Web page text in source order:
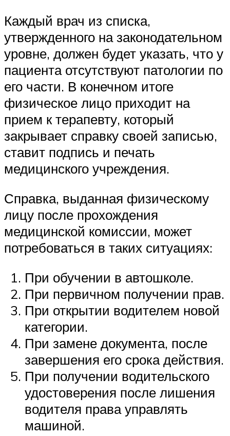
Каждый врач из списка,
утвержденного на законодательном
уровне, должен будет указать, что у
пациента отсутствуют патологии по
его части. В конечном итоге
физическое лицо приходит на
прием к терапевту, который
закрывает справку своей записью,
ставит подпись и печать
медицинского учреждения.
Справка, выданная физическому
лицу после прохождения
медицинской комиссии, может
потребоваться в таких ситуациях:
При обучении в автошколе.
При первичном получении прав.
При открытии водителем новой
категории.
При замене документа, после
завершения его срока действия.
При получении водительского
удостоверения после лишения
водителя права управлять
машиной.